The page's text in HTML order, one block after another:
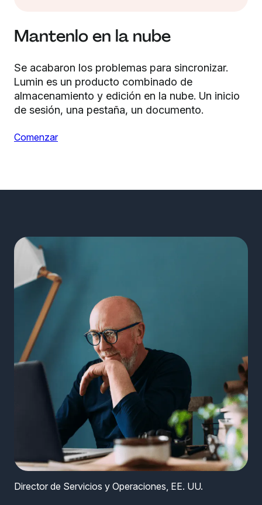
Mantenlo en la nube
Se acabaron los problemas para sincronizar.
Lumin es un producto combinado de
almacenamiento y edición en la nube. Un inicio
de sesión, una pestaña, un documento.
Comenzar
Director de Servicios y Operaciones, EE. UU.